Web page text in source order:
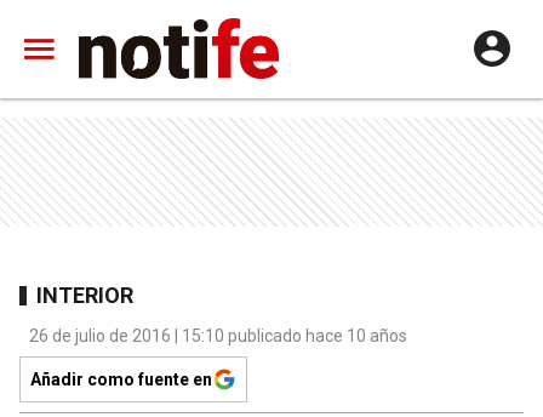
INTERIOR
26 de julio de 2016 | 15:10 publicado hace 10 años
Añadir como fuente en